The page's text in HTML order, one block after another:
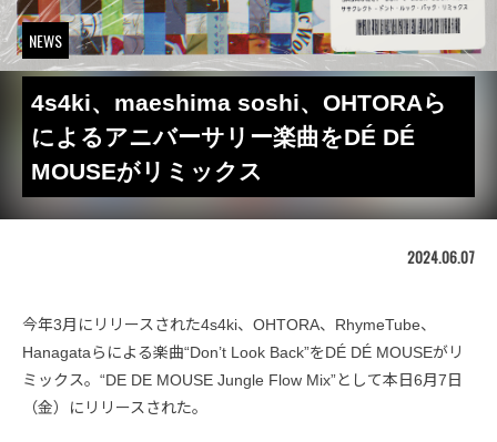
NEWS
4s4ki、maeshima soshi、OHTORAら
によるアニバーサリー楽曲をDÉ DÉ
MOUSEがリミックス
2024.06.07
今年3月にリリースされた4s4ki、OHTORA、RhymeTube、
Hanagataらによる楽曲“Don’t Look Back”をDÉ DÉ MOUSEがリ
ミックス。“DE DE MOUSE Jungle Flow Mix”として本日6月7日
（金）にリリースされた。